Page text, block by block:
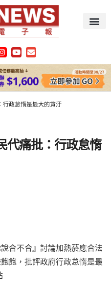
行政怠惰是最大的貪汙
代痛批：行政怠惰
合不合』討論加熱菸應合法
飽，批評政府行政怠惰是最